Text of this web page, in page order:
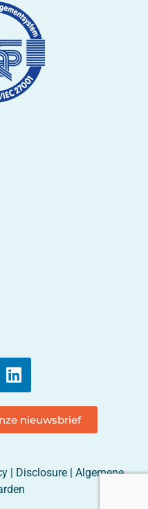
nieuwsbrief
| Disclosure | Algemene